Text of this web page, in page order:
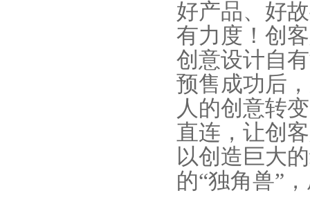
好产品、好
有力度！创
创意设计自
预售成功后
人的创意转
直连，让创
以创造巨大
的“独角兽”